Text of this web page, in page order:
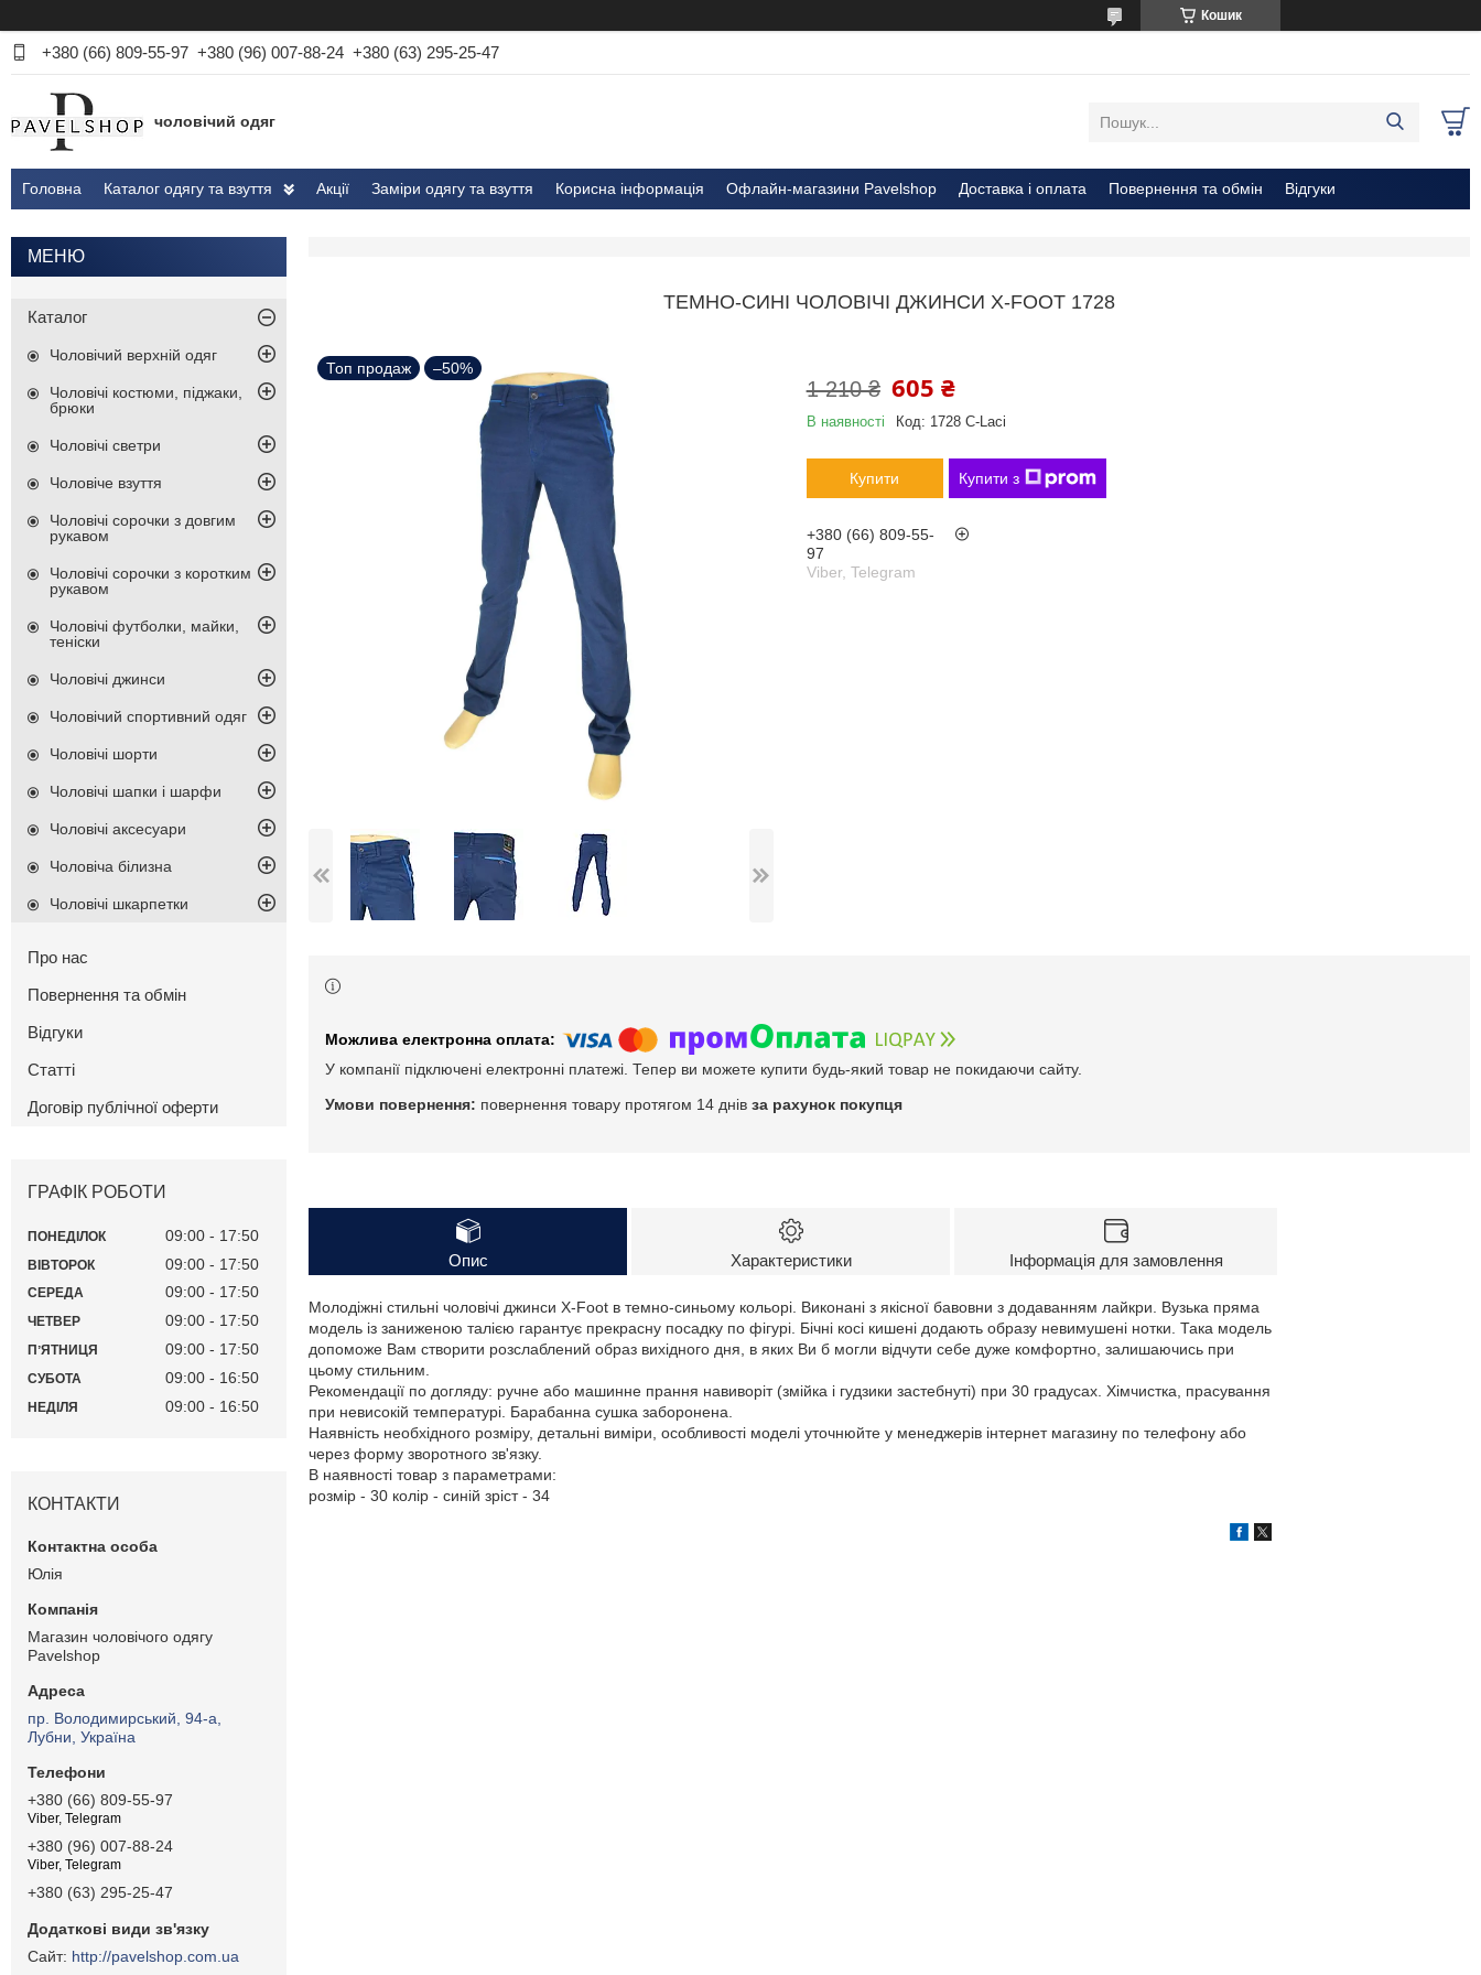
Кошик
+380 (66) 809-55-97 +380 (96) 007-88-24 +380 (63) 295-25-47
чоловічий одяг
Головна Каталог одягу та взуття Акції Заміри одягу та взуття Корисна інформація Офлайн-магазини Pavelshop Доставка і оплата Повернення та обмін Відгуки
ТЕМНО-СИНІ ЧОЛОВІЧІ ДЖИНСИ X-FOOT 1728
Топ продаж –50%
1 210 ₴ 605 ₴
В наявності Код: 1728 C-Laci
Купити Купити з
+380 (66) 809-55-
97
Viber, Telegram
У компанії підключені електронні платежі. Тепер ви можете купити будь-який товар не покидаючи сайту.
повернення товару протягом 14 днів за рахунок покупця
Опис Характеристики Інформація для замовлення
Молодіжні стильні чоловічі джинси X-Foot в темно-синьому кольорі. Виконані з якісної бавовни з додаванням лайкри. Вузька пряма
модель із заниженою талією гарантує прекрасну посадку по фігурі. Бічні косі кишені додають образу невимушені нотки. Така модель
допоможе Вам створити розслаблений образ вихідного дня, в яких Ви б могли відчути себе дуже комфортно, залишаючись при
цьому стильним.
Рекомендації по догляду: ручне або машинне прання навиворіт (змійка і гудзики застебнуті) при 30 градусах. Хімчистка, прасування
при невисокій температурі. Барабанна сушка заборонена.
Наявність необхідного розміру, детальні виміри, особливості моделі уточнюйте у менеджерів інтернет магазину по телефону або
через форму зворотного зв'язку.
В наявності товар з параметрами:
розмір - 30 колір - синій зріст - 34
Каталог
Чоловічий верхній одяг
Чоловічі костюми, піджаки,
брюки
Чоловічі светри
Чоловіче взуття
Чоловічі сорочки з довгим
рукавом
Чоловічі сорочки з коротким
рукавом
Чоловічі футболки, майки,
теніски
Чоловічі джинси
Чоловічий спортивний одяг
Чоловічі шорти
Чоловічі шапки і шарфи
Чоловічі аксесуари
Чоловіча білизна
Чоловічі шкарпетки
Про нас
Повернення та обмін
Відгуки
Статті
Договір публічної оферти
ГРАФІК РОБОТИ
ПОНЕДІЛОК 09:00 17:50
ВІВТОРОК 09:00 17:50
СЕРЕДА 09:00 17:50
ЧЕТВЕР 09:00 17:50
ПʼЯТНИЦЯ 09:00 17:50
СУБОТА 09:00 16:50
НЕДІЛЯ 09:00 16:50
КОНТАКТИ
Юлія
Магазин чоловічого одягу
Pavelshop
пр. Володимирський, 94-а,
Лубни, Україна
+380 (66) 809-55-97
Viber, Telegram
+380 (96) 007-88-24
Viber, Telegram
+380 (63) 295-25-47
http://pavelshop.com.ua